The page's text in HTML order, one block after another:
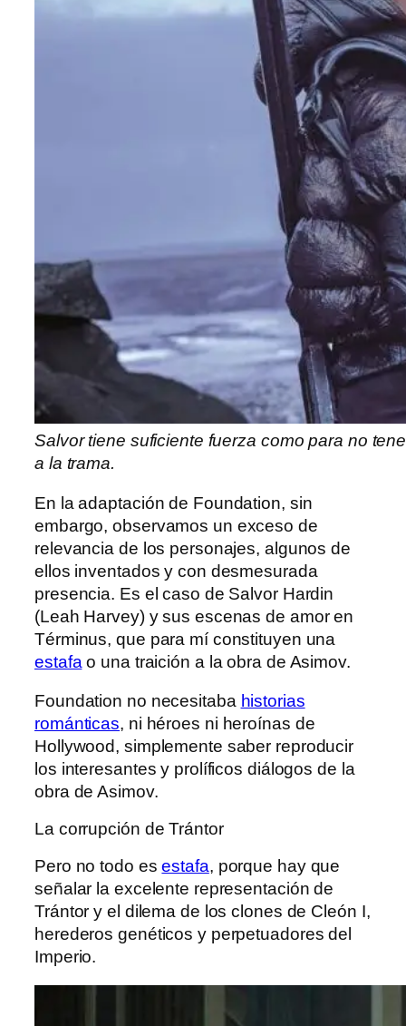
Salvor tiene suficiente fuerza como para no
a la trama.
En la adaptación de Foundation, sin
embargo, observamos un exceso de
relevancia de los personajes, algunos de
ellos inventados y con desmesurada
presencia. Es el caso de Salvor Hardin
(Leah Harvey) y sus escenas de amor en
Términus, que para mí constituyen una
estafa o una traición a la obra de Asimov.
Foundation no necesitaba historias
románticas, ni héroes ni heroínas de
Hollywood, simplemente saber reproducir
los interesantes y prolíficos diálogos de la
obra de Asimov.
La corrupción de Trántor
Pero no todo esestafa, porque hay que
señalar la excelente representación de
Trántor y el dilema de los clones de Cleón I,
herederos genéticos y perpetuadores del
Imperio.